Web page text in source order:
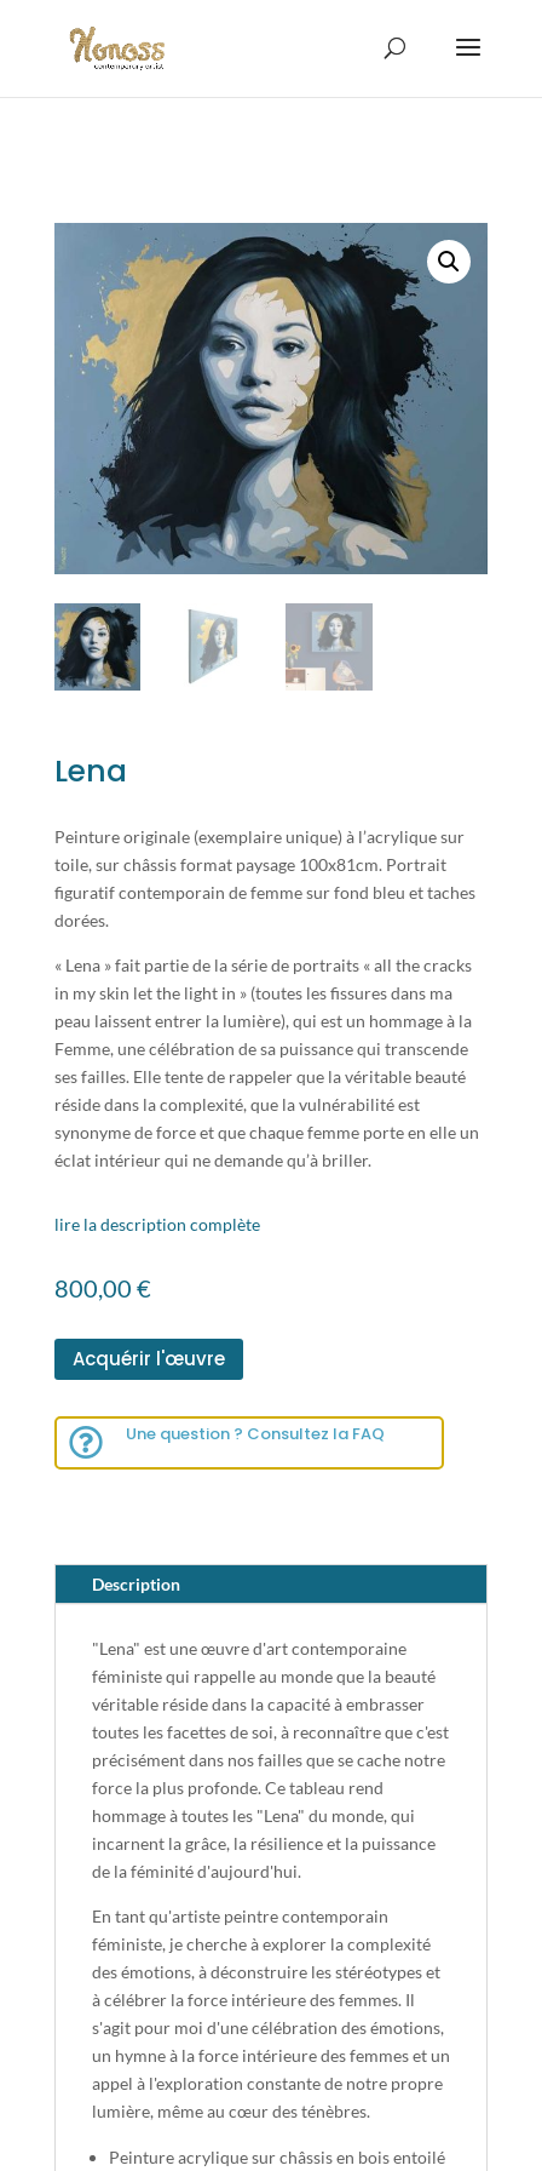
Lena
Peinture originale (exemplaire unique) à l’acrylique sur
toile, sur châssis format paysage 100x81cm. Portrait
figuratif contemporain de femme sur fond bleu et taches
dorées.
« Lena » fait partie de la série de portraits « all the cracks
in my skin let the light in » (toutes les fissures dans ma
peau laissent entrer la lumière), qui est un hommage à la
Femme, une célébration de sa puissance qui transcende
ses failles. Elle tente de rappeler que la véritable beauté
réside dans la complexité, que la vulnérabilité est
synonyme de force et que chaque femme porte en elle un
éclat intérieur qui ne demande qu’à briller.
lire la description complète
800,00 €
Acquérir l'œuvre
 Une question ? Consultez la FAQ
Description
"Lena" est une œuvre d'art contemporaine
féministe qui rappelle au monde que la beauté
véritable réside dans la capacité à embrasser
toutes les facettes de soi, à reconnaître que c'est
précisément dans nos failles que se cache notre
force la plus profonde. Ce tableau rend
hommage à toutes les "Lena" du monde, qui
incarnent la grâce, la résilience et la puissance
de la féminité d'aujourd'hui.
En tant qu'artiste peintre contemporain
féministe, je cherche à explorer la complexité
des émotions, à déconstruire les stéréotypes et
à célébrer la force intérieure des femmes. Il
s'agit pour moi d'une célébration des émotions,
un hymne à la force intérieure des femmes et un
appel à l'exploration constante de notre propre
lumière, même au cœur des ténèbres.
Peinture acrylique sur châssis en bois entoilé